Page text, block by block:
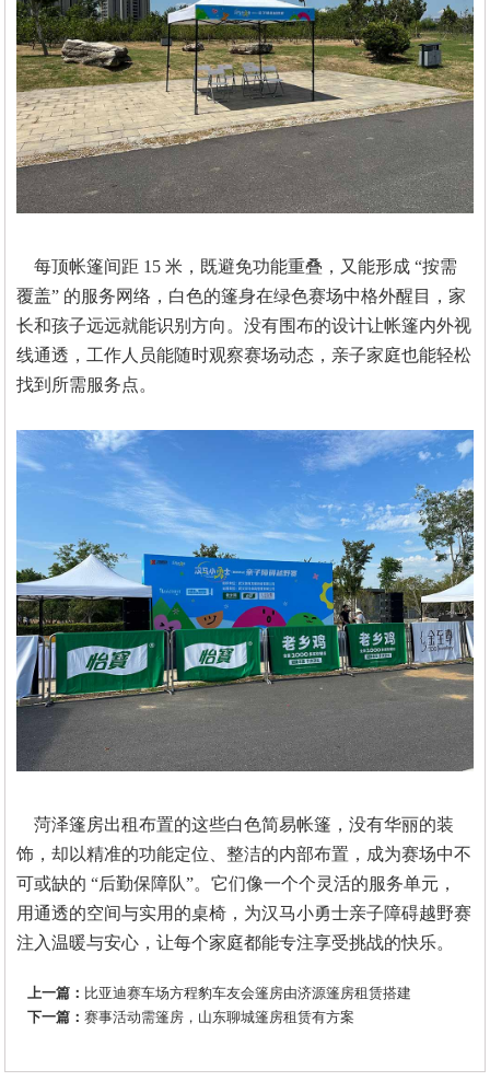
每顶帐篷间距 15 米，既避免功能重叠，又能形成 “按需
覆盖” 的服务网络，白色的篷身在绿色赛场中格外醒目，家
长和孩子远远就能识别方向。没有围布的设计让帐篷内外视
线通透，工作人员能随时观察赛场动态，亲子家庭也能轻松
找到所需服务点。
菏泽篷房出租布置的这些白色简易帐篷，没有华丽的装
饰，却以精准的功能定位、整洁的内部布置，成为赛场中不
可或缺的 “后勤保障队”。它们像一个个灵活的服务单元，
用通透的空间与实用的桌椅，为汉马小勇士亲子障碍越野赛
注入温暖与安心，让每个家庭都能专注享受挑战的快乐。
上一篇： 比亚迪赛车场方程豹车友会篷房由济源篷房租赁搭建
下一篇：赛事活动需篷房，山东聊城篷房租赁有方案